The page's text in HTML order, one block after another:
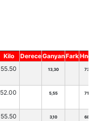
Kilo DereceGanyanFarkHnd.
55.50 13,30 73
52.00 5,55 71
55.50 3,10 68